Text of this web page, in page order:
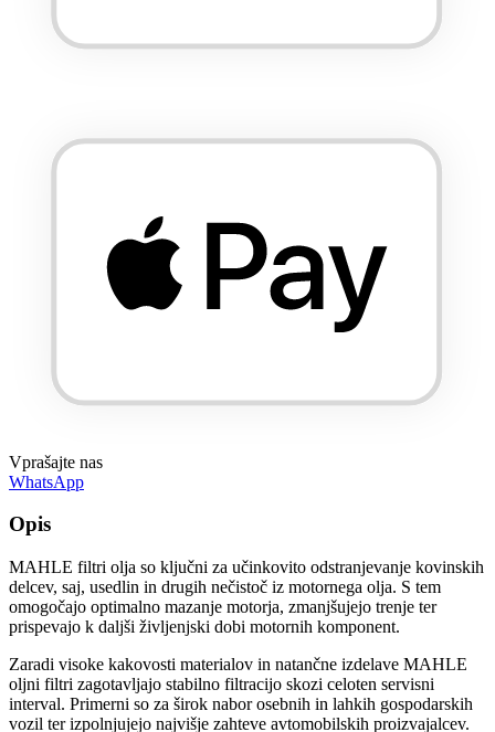
Vprašajte nas
WhatsApp
Opis
MAHLE filtri olja so ključni za učinkovito odstranjevanje kovinskih
delcev, saj, usedlin in drugih nečistoč iz motornega olja. S tem
omogočajo optimalno mazanje motorja, zmanjšujejo trenje ter
prispevajo k daljši življenjski dobi motornih komponent.
Zaradi visoke kakovosti materialov in natančne izdelave MAHLE
oljni filtri zagotavljajo stabilno filtracijo skozi celoten servisni
interval. Primerni so za širok nabor osebnih in lahkih gospodarskih
vozil ter izpolnjujejo najvišje zahteve avtomobilskih proizvajalcev.